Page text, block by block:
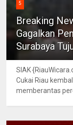
5
Breaking
Gagalkan
Surabaya
SIAK
Cukai Riau
memberantas